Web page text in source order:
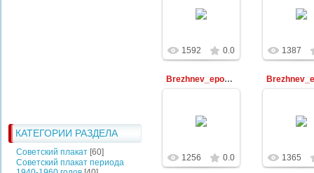
КАТЕГОРИИ РАЗДЕЛА
Советский плакат [60]
Советский плакат периода
1592 0.0 1387
Brezhnev_epoha_128
1256 0.0 1365